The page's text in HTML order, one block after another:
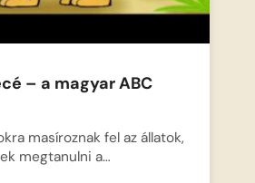
– a magyar ABC
masíroznak fel az állatok,
megtanulni a…